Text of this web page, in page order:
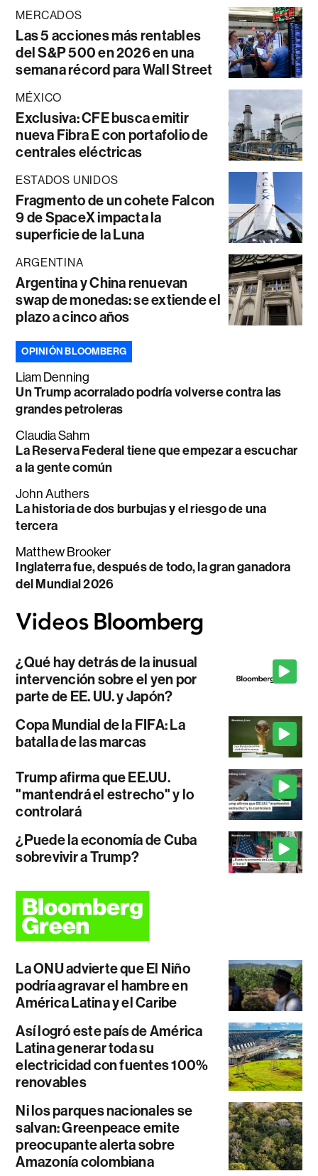
MERCADOS
Las 5 acciones más rentables
del S&P 500 en 2026 en una
semana récord para Wall Street
MÉXICO
Exclusiva: CFE busca emitir
nueva Fibra E con portafolio de
centrales eléctricas
ESTADOS UNIDOS
Fragmento de un cohete Falcon
9 de SpaceX impacta la
superficie de la Luna
ARGENTINA
Argentina y China renuevan
swap de monedas: se extiende el
plazo a cinco años
OPINIÓN BLOOMBERG
Liam Denning
Un Trump acorralado podría volverse contra las
grandes petroleras
Claudia Sahm
La Reserva Federal tiene que empezar a escuchar
a la gente común
John Authers
La historia de dos burbujas y el riesgo de una
tercera
Matthew Brooker
Inglaterra fue, después de todo, la gran ganadora
del Mundial 2026
¿Qué hay detrás de la inusual
intervención sobre el yen por
parte de EE. UU. y Japón?
Copa Mundial de la FIFA: La
batalla de las marcas
Trump afirma que EE.UU.
"mantendrá el estrecho" y lo
controlará
¿Puede la economía de Cuba
sobrevivir a Trump?
La ONU advierte que El Niño
podría agravar el hambre en
América Latina y el Caribe
Así logró este país de América
Latina generar toda su
electricidad con fuentes 100%
renovables
Ni los parques nacionales se
salvan: Greenpeace emite
preocupante alerta sobre
Amazonía colombiana